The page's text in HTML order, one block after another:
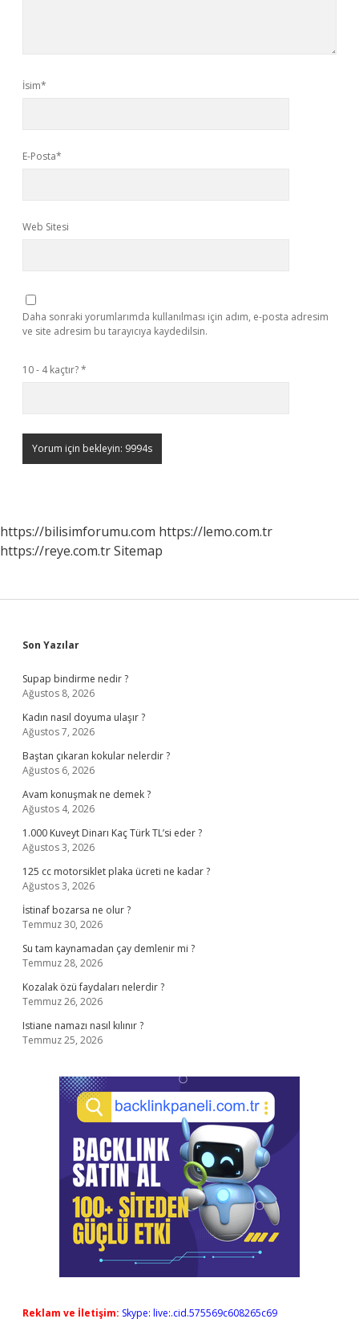
İsim*
E-Posta*
Web Sitesi
Daha sonraki yorumlarımda kullanılması için adım, e-posta adresim
ve site adresim bu tarayıcıya kaydedilsin.
10 - 4 kaçtır?*
https://bilisimforumu.com https://lemo.com.tr
https://reye.com.trSitemap
Sidebar
Son Yazılar
Supap bindirme nedir ?
Ağustos 8, 2026
Kadın nasıl doyuma ulaşır ?
Ağustos 7, 2026
Baştan çıkaran kokular nelerdir ?
Ağustos 6, 2026
Avam konuşmak ne demek ?
Ağustos 4, 2026
1.000 Kuveyt Dinarı Kaç Türk TL’si eder ?
Ağustos 3, 2026
125 cc motorsiklet plaka ücreti ne kadar ?
Ağustos 3, 2026
İstinaf bozarsa ne olur ?
Temmuz 30, 2026
Su tam kaynamadan çay demlenir mi ?
Temmuz 28, 2026
Kozalak özü faydaları nelerdir ?
Temmuz 26, 2026
Istiane namazı nasıl kılınır ?
Temmuz 25, 2026
Reklam ve İletişim: Skype: live:.cid.575569c608265c69